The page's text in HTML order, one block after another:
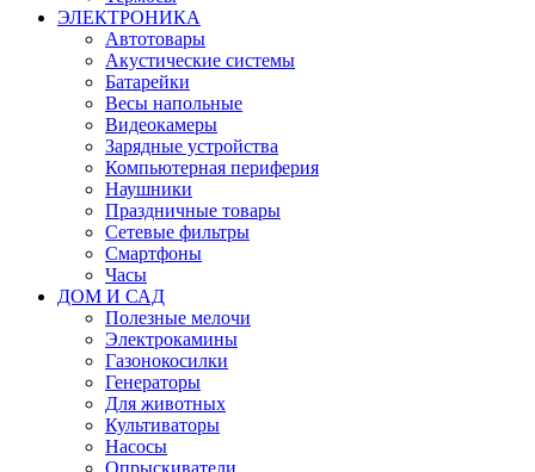
ЭЛЕКТРОНИКА
Автотовары
Акустические системы
Батарейки
Весы напольные
Видеокамеры
Зарядные устройства
Компьютерная периферия
Наушники
Праздничные товары
Сетевые фильтры
Смартфоны
Часы
ДОМ И САД
Полезные мелочи
Электрокамины
Газонокосилки
Генераторы
Для животных
Культиваторы
Насосы